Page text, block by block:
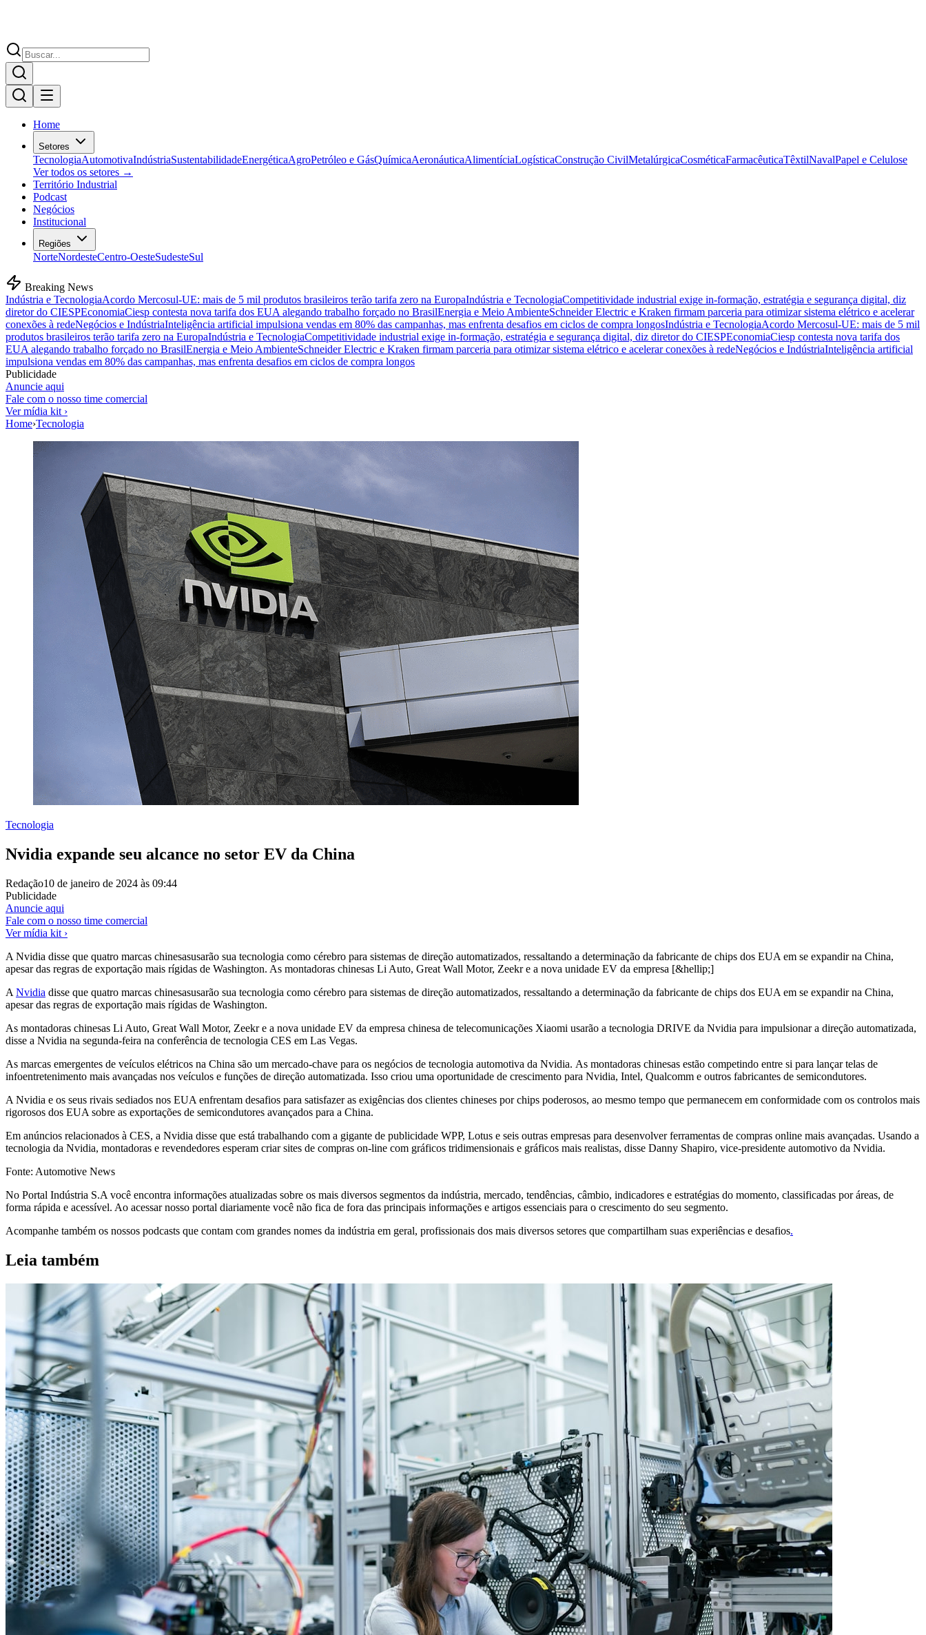
Home
Setores
TecnologiaAutomotivaIndústriaSustentabilidadeEnergéticaAgroPetróleo e GásQuímicaAeronáuticaAlimentíciaLogísticaConstrução CivilMetalúrgicaCosméticaFarmacêuticaTêxtilNavalPapel e Celulose
Ver todos os setores →
Território Industrial
Podcast
Negócios
Institucional
Regiões
NorteNordesteCentro-OesteSudesteSul
Breaking News
Indústria e TecnologiaAcordo Mercosul-UE: mais de 5 mil produtos brasileiros terão tarifa zero na EuropaIndústria e TecnologiaCompetitividade industrial exige in-formação, estratégia e segurança digital, diz
diretor do CIESPEconomiaCiesp contesta nova tarifa dos EUA alegando trabalho forçado no BrasilEnergia e Meio AmbienteSchneider Electric e Kraken firmam parceria para otimizar sistema elétrico e acelerar
conexões à redeNegócios e IndústriaInteligência artificial impulsiona vendas em 80% das campanhas, mas enfrenta desafios em ciclos de compra longosIndústria e TecnologiaAcordo Mercosul-UE: mais de 5 mil
produtos brasileiros terão tarifa zero na EuropaIndústria e TecnologiaCompetitividade industrial exige in-formação, estratégia e segurança digital, diz diretor do CIESPEconomiaCiesp contesta nova tarifa dos
EUA alegando trabalho forçado no BrasilEnergia e Meio AmbienteSchneider Electric e Kraken firmam parceria para otimizar sistema elétrico e acelerar conexões à redeNegócios e IndústriaInteligência artificial
impulsiona vendas em 80% das campanhas, mas enfrenta desafios em ciclos de compra longos
Publicidade
Anuncie aqui
Fale com o nosso time comercial
Ver mídia kit ›
Home›Tecnologia
Tecnologia
Nvidia expande seu alcance no setor EV da China
Redação10 de janeiro de 2024 às 09:44
Publicidade
Anuncie aqui
Fale com o nosso time comercial
Ver mídia kit ›
A Nvidia disse que quatro marcas chinesasusarão sua tecnologia como cérebro para sistemas de direção automatizados, ressaltando a determinação da fabricante de chips dos EUA em se expandir na China,
apesar das regras de exportação mais rígidas de Washington. As montadoras chinesas Li Auto, Great Wall Motor, Zeekr e a nova unidade EV da empresa [&hellip;]
A Nvidia disse que quatro marcas chinesasusarão sua tecnologia como cérebro para sistemas de direção automatizados, ressaltando a determinação da fabricante de chips dos EUA em se expandir na China,
apesar das regras de exportação mais rígidas de Washington.
As montadoras chinesas Li Auto, Great Wall Motor, Zeekr e a nova unidade EV da empresa chinesa de telecomunicações Xiaomi usarão a tecnologia DRIVE da Nvidia para impulsionar a direção automatizada,
disse a Nvidia na segunda-feira na conferência de tecnologia CES em Las Vegas.
As marcas emergentes de veículos elétricos na China são um mercado-chave para os negócios de tecnologia automotiva da Nvidia. As montadoras chinesas estão competindo entre si para lançar telas de
infoentretenimento mais avançadas nos veículos e funções de direção automatizada. Isso criou uma oportunidade de crescimento para Nvidia, Intel, Qualcomm e outros fabricantes de semicondutores.
A Nvidia e os seus rivais sediados nos EUA enfrentam desafios para satisfazer as exigências dos clientes chineses por chips poderosos, ao mesmo tempo que permanecem em conformidade com os controlos mais
rigorosos dos EUA sobre as exportações de semicondutores avançados para a China.
Em anúncios relacionados à CES, a Nvidia disse que está trabalhando com a gigante de publicidade WPP, Lotus e seis outras empresas para desenvolver ferramentas de compras online mais avançadas. Usando a
tecnologia da Nvidia, montadoras e revendedores esperam criar sites de compras on-line com gráficos tridimensionais e gráficos mais realistas, disse Danny Shapiro, vice-presidente automotivo da Nvidia.
Fonte: Automotive News
No Portal Indústria S.A você encontra informações atualizadas sobre os mais diversos segmentos da indústria, mercado, tendências, câmbio, indicadores e estratégias do momento, classificadas por áreas, de
forma rápida e acessível. Ao acessar nosso portal diariamente você não fica de fora das principais informações e artigos essenciais para o crescimento do seu segmento.
Acompanhe também os nossos podcasts que contam com grandes nomes da indústria em geral, profissionais dos mais diversos setores que compartilham suas experiências e desafios.
Leia também